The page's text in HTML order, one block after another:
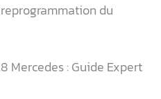
du
Mercedes : Guide Expert